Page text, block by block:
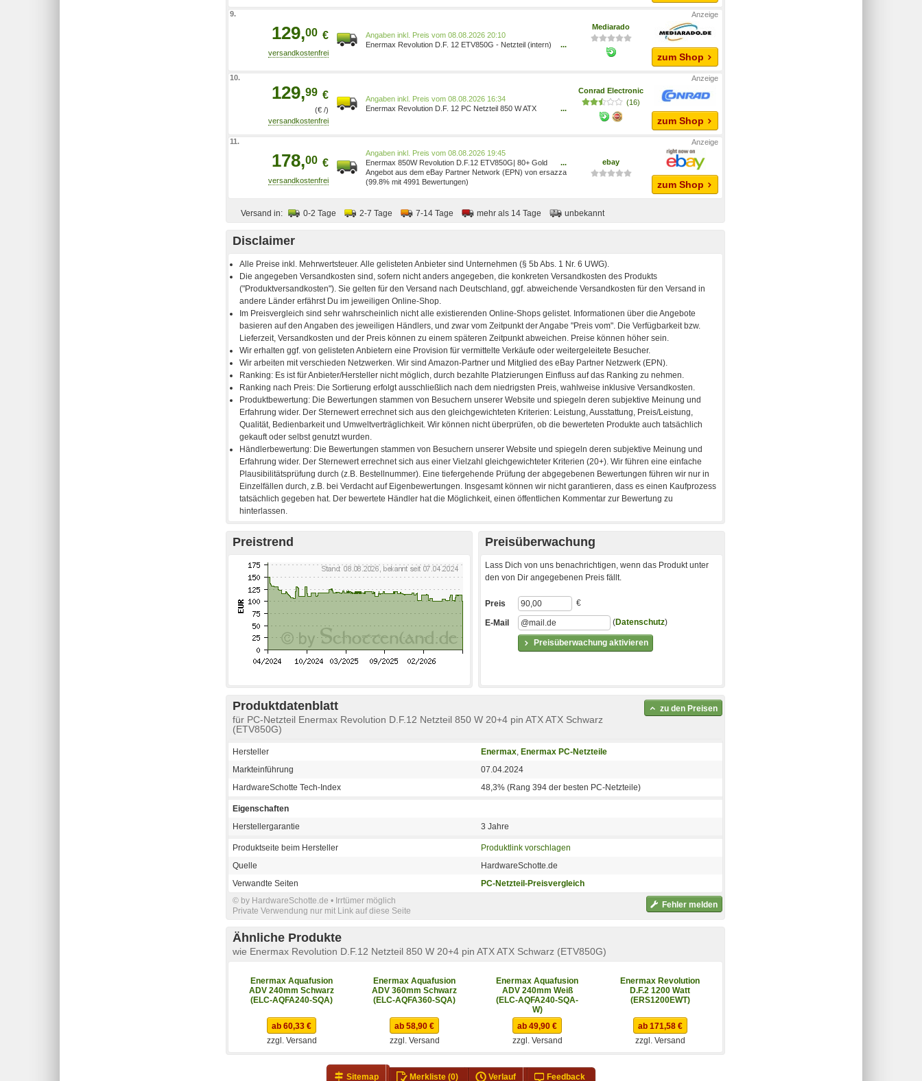
9.
129,00 €
Preis vom 08.08.2026 20:10
Enermax Revolution D.F. 12 ETV850G - Netzteil (intern)
...
Mediarado
zum Shop
10.
129,99 €
(€ /)
Preis vom 08.08.2026 16:34
Enermax Revolution D.F. 12 PC Netzteil 850 W ATX
...
Conrad Electronic
(16)
zum Shop
11.
178,00 €
Preis vom 08.08.2026 19:45
Enermax 850W Revolution D.F.12 ETV850G| 80+ Gold
Kabelmanagement ATX 3 - ~D~
...
Angebot aus dem eBay Partner Network (EPN) von ersazza
(99.8% mit 4991 Bewertungen)
ebay
zum Shop
Versand in: 0-2 Tage 2-7 Tage 7-14 Tage mehr als 14 Tage unbekannt
Disclaimer
Preistrend Preisüberwachung
Lass Dich von uns benachrichtigen, wenn das Produkt unter
den von Dir angegebenen Preis fällt.
Preisüberwachung aktivieren
Preis €
E-Mail (Datenschutz)
Produktdatenblatt
für PC-Netzteil Enermax Revolution D.F.12 Netzteil 850 W 20+4 pin ATX ATX Schwarz
(ETV850G)
zu den Preisen
Hersteller Enermax, Enermax PC-Netzteile
Markteinführung
07.04.2024
HardwareSchotte Tech-Index
48,3% (Rang 394 der besten PC-Netzteile)
Eigenschaften
Herstellergarantie
3 Jahre
Produktseite beim Hersteller
Produktlink vorschlagen
Quelle
HardwareSchotte.de
Verwandte Seiten
PC-Netzteil-Preisvergleich
Fehler melden
© by HardwareSchotte.de • Irrtümer möglich
Private Verwendung nur mit Link auf diese Seite
Ähnliche Produkte
wie Enermax Revolution D.F.12 Netzteil 850 W 20+4 pin ATX ATX Schwarz (ETV850G)
Enermax Aquafusion
ADV 240mm Schwarz
(ELC-AQFA240-SQA)
Enermax Aquafusion
ADV 360mm Schwarz
(ELC-AQFA360-SQA)
Enermax Aquafusion
ADV 240mm Weiß
(ELC-AQFA240-SQA-
W)
Enermax Revolution
D.F.2 1200 Watt
(ERS1200EWT)
ab 60,33 €
zzgl. Versand
ab 58,90 €
zzgl. Versand
ab 49,90 €
zzgl. Versand
ab 171,58 €
zzgl. Versand
Sitemap Merkliste(0) Verlauf Feedback